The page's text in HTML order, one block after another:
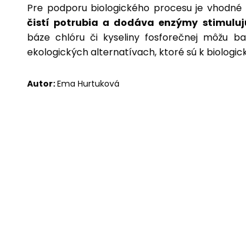
Pre podporu biologického procesu je vhodné
čistí potrubia a dodáva enzýmy
báze chlóru či kyseliny fosforečnej môžu
ekologických alternatívach, ktoré sú k
Autor:Ema Hurtuková